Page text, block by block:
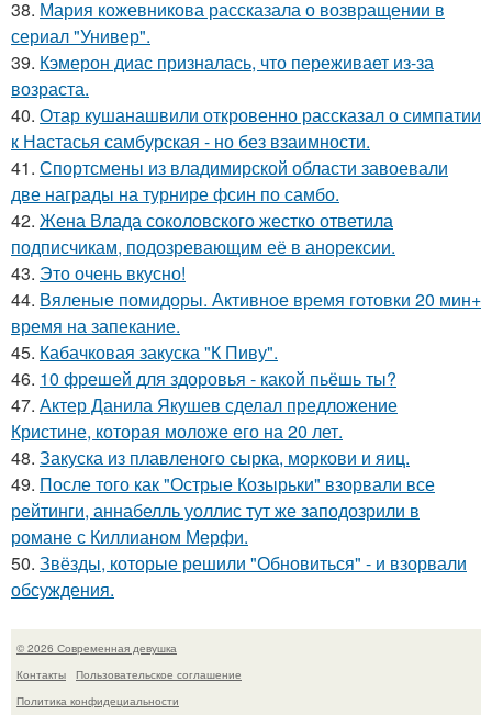
38. Мария кожевникова рассказала о возвращении в
сериал "Универ".
39. Кэмерон диас призналась, что переживает из-за
возраста.
40. Отар кушанашвили откровенно рассказал о симпатии
к Настасья самбурская - но без взаимности.
41. Спортсмены из владимирской области завоевали
две награды на турнире фсин по самбо.
42. Жена Влада соколовского жестко ответила
подписчикам, подозревающим её в анорексии.
43. Это очень вкусно!
44. Вяленые помидоры. Активное время готовки 20 мин+
время на запекание.
45. Кабачковая закуска "К Пиву".
46. 10 фрешей для здоровья - какой пьёшь ты?
47. Актер Данила Якушев сделал предложение
Кристине, которая моложе его на 20 лет.
48. Закуска из плавленого сырка, моркови и яиц.
49. После того как "Острые Козырьки" взорвали все
рейтинги, аннабелль уоллис тут же заподозрили в
романе с Киллианом Мерфи.
50. Звёзды, которые решили "Обновиться" - и взорвали
обсуждения.
© 2026 Современная девушка
Контакты
Пользовательское соглашение
Политика конфидециальности